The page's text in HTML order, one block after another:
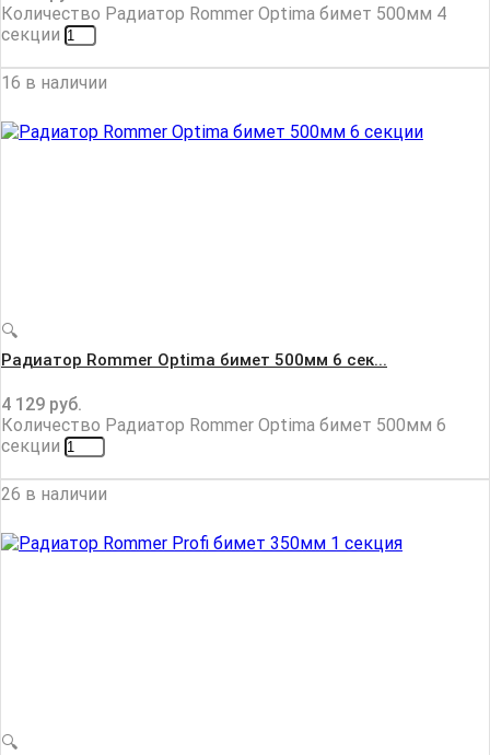
Количество Радиатор Rommer Optima бимет 500мм 4
секции
16 в наличии
🔍
Радиатор Rommer Optima бимет 500мм 6 сек...
4 129 руб.
Количество Радиатор Rommer Optima бимет 500мм 6
секции
26 в наличии
🔍